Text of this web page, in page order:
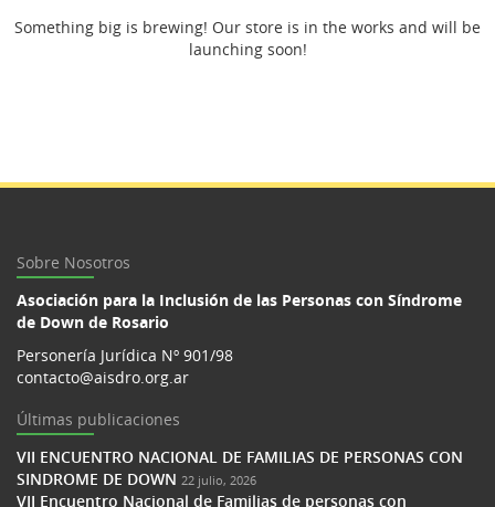
Something big is brewing! Our store is in the works and will be
launching soon!
Sobre Nosotros
Asociación para la Inclusión de las Personas con Síndrome
de Down de Rosario
Personería Jurídica Nº 901/98
contacto@aisdro.org.ar
Últimas publicaciones
VII ENCUENTRO NACIONAL DE FAMILIAS DE PERSONAS CON
SINDROME DE DOWN 22 julio, 2026
VII Encuentro Nacional de Familias de personas con